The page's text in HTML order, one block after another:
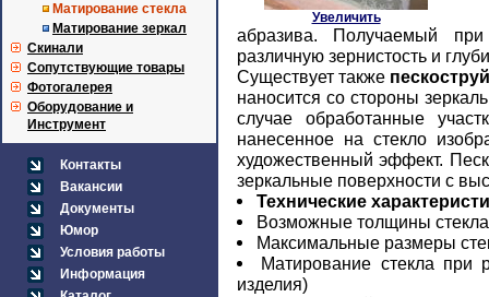
Матирование стекла
Матирование зеркал
Скинали
Сопутствующие товары
Фотогалерея
Оборудование и
Инструмент
Контакты
Вакансии
Документы
Юмор
Условия работы
Информация
Увеличить
абразива. Получаемый
различную зернистость и
Существует также
наносится со стороны
случае обработанные
нанесенное на стекло
художественный эффект.
зеркальные поверхности с
Технические
Возможные толщины
Максимальные размеры
Матирование стекла при
изделия)